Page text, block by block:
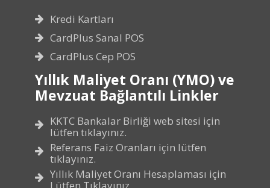
Kredi Kartları
CardPlus Sanal POS
CardPlus Cep POS
Yıllık Maliyet Oranı (YMO) ve
Mevzuat Bağlantılı Linkler
KKTC Bankalar Birliği web sitesi için
lütfen tıklayınız.
Referans Faiz Oranları için lütfen
tıklayınız.
Yıllık Maliyet Oranı Hesaplaması için
Lütfen Tıklayınız.